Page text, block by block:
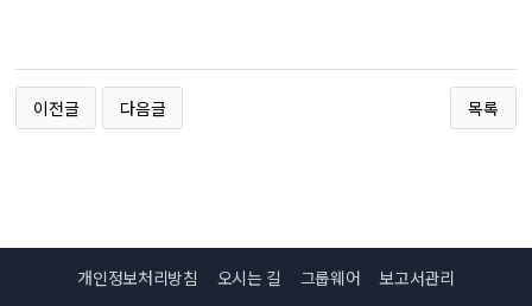
이전글 다음글 목록
개인정보처리방침 오시는 길 그룹웨어 보고서관리